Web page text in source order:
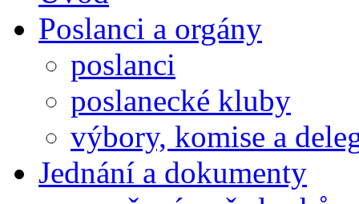
Poslanci a orgány
poslanci
poslanecké kluby
výbory, komise a
Jednání a dokumenty